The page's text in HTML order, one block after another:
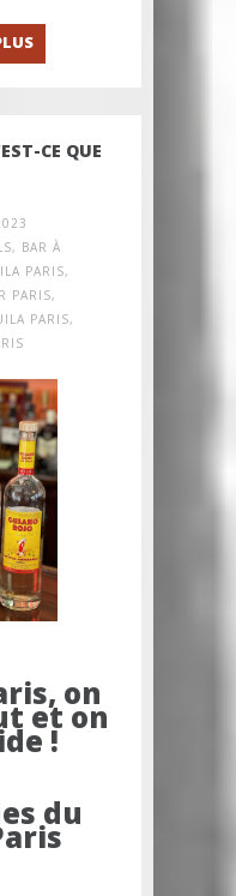
CE QUE
, BAR À
PARIS,
PARIS,
PARIS,
on
et on
!
du